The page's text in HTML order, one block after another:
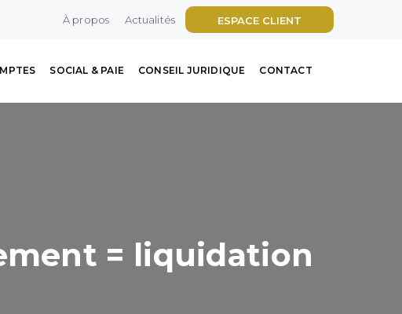
ESPACE CLIENT
À propos Actualités
SOCIAL & PAIE CONSEIL JURIDIQUE CONTACT
= liquidation